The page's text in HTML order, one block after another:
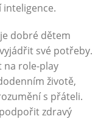
dobré dětem
své potřeby.
na role-play
životě,
s přáteli.
zdravý